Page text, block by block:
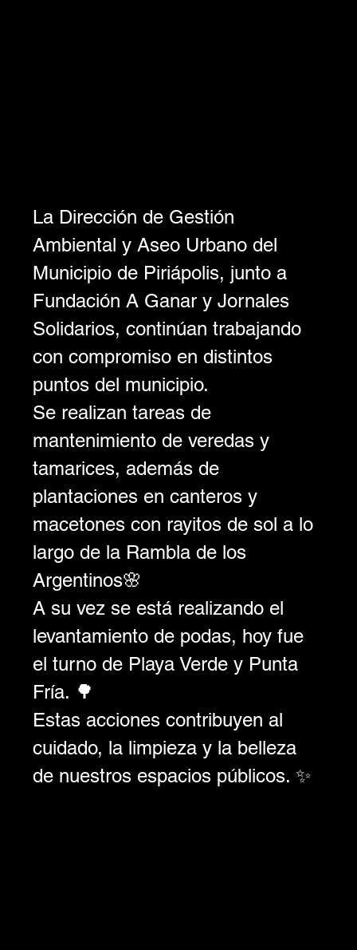
La Dirección de Gestión
Ambiental y Aseo Urbano del
Municipio de Piriápolis, junto a
Fundación A Ganar y Jornales
Solidarios, continúan trabajando
con compromiso en distintos
puntos del municipio.
Se realizan tareas de
mantenimiento de veredas y
tamarices, además de
plantaciones en canteros y
macetones con rayitos de sol a lo
largo de la Rambla de los
Argentinos🌸
A su vez se está realizando el
levantamiento de podas, hoy fue
el turno de Playa Verde y Punta
Fría. 🌳
Estas acciones contribuyen al
cuidado, la limpieza y la belleza
de nuestros espacios públicos. ✨